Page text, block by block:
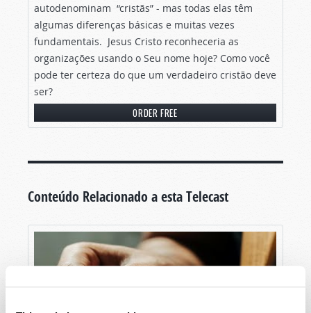
autodenominam “cristãs” - mas todas elas têm
algumas diferenças básicas e muitas vezes
fundamentais. Jesus Cristo reconheceria as
organizações usando o Seu nome hoje? Como você
pode ter certeza do que um verdadeiro cristão deve
ser?
ORDER FREE
Conteúdo Relacionado a esta Telecast